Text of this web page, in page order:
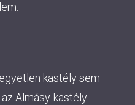
kastély sem
Almásy-kastély